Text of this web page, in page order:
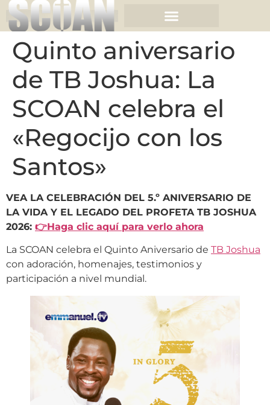
Quinto aniversario
de TB Joshua: La
SCOAN celebra el
«Regocijo con los
Santos»
VEA LA CELEBRACIÓN DEL 5.º ANIVERSARIO DE
LA VIDA Y EL LEGADO DEL PROFETA TB JOSHUA
2026: 👉Haga clic aquí para verlo ahora
La SCOAN celebra el Quinto Aniversario de TB Joshua
con adoración, homenajes, testimonios y
participación a nivel mundial.